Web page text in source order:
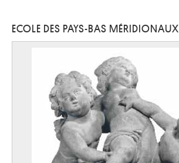
ECOLE DES PAYS-BAS MÉRIDIONAUX